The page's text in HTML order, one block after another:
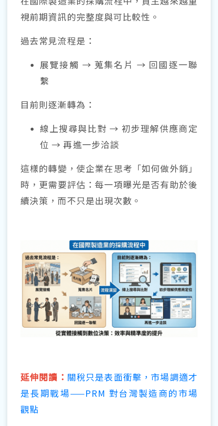
視前期資訊的完整度與可比較性。
過去常見流程是：
展覽接觸 → 蒐集名片 → 回國逐一聯
繫
目前則逐漸轉為：
線上搜尋與比對 → 初步理解供應商定
位 → 再進一步洽談
這樣的轉變，使企業在思考「如何做外銷」
時，更需要評估：每一項曝光是否有助於後
續決策，而不只是出現次數。
延伸閱讀： 關稅只是表面衝擊，市場調適才
是長期戰場——PRM 對台灣製造商的市場
觀點